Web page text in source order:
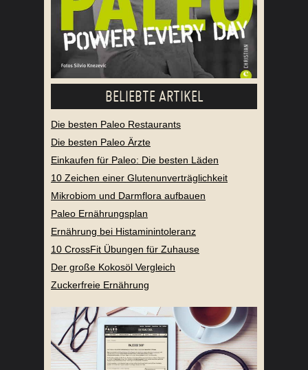
BELIEBTE ARTIKEL
Die besten Paleo Restaurants
Die besten Paleo Ärzte
Einkaufen für Paleo: Die besten Läden
10 Zeichen einer Glutenunverträglichkeit
Mikrobiom und Darmflora aufbauen
Paleo Ernährungsplan
Ernährung bei Histaminintoleranz
10 CrossFit Übungen für Zuhause
Der große Kokosöl Vergleich
Zuckerfreie Ernährung